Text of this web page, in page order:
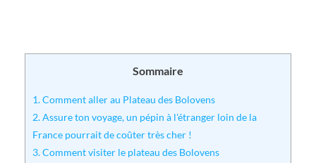
Sommaire
1.Comment aller au Plateau des Bolovens
2.Assure ton voyage, un pépin à l'étranger loin de la
France pourrait de coûter très cher !
3.Comment visiter le plateau des Bolovens